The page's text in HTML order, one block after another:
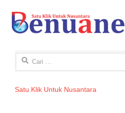
Cari
Satu Klik Untuk Nusantara